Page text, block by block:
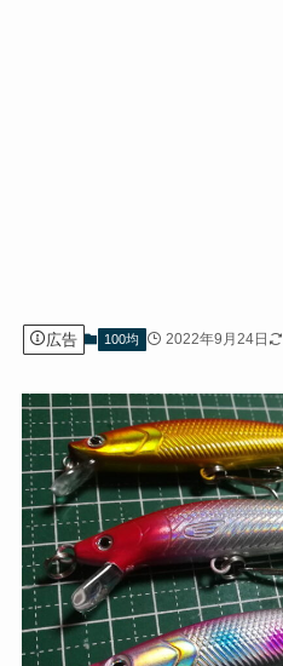
広告 100均 2022年9月24日